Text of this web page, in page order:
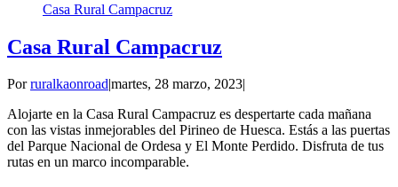
Casa Rural Campacruz
Casa Rural Campacruz
Porruralkaonroad|martes, 28 marzo, 2023|
Alojarte en la Casa Rural Campacruz es despertarte cada mañana
con las vistas inmejorables del Pirineo de Huesca. Estás a las puertas
del Parque Nacional de Ordesa y El Monte Perdido. Disfruta de tus
rutas en un marco incomparable.